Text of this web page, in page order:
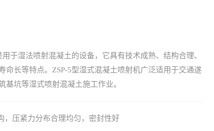
湿法喷射混凝土的设备，它具有技术成熟、结构合理、
命长等特点。ZSP-5型湿式混凝土喷射机广泛适用于交通遂
基坑等湿式喷射混凝土施工作业。
，压紧力分布合理均匀，密封性好